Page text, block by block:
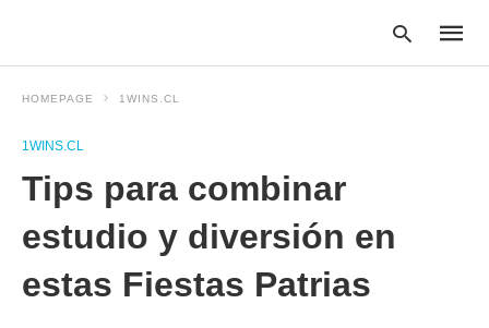
HOMEPAGE 1WINS.CL
1WINS.CL
Tips para combinar
estudio y diversión en
estas Fiestas Patrias